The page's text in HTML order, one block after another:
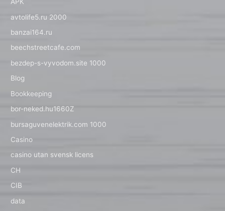
APK
avtolife5.ru 2000
banzai164.ru
beechstreetcafe.com
bezdep-s-vyvodom.site 1000
Blog
Bookkeeping
bor-neked.hu1660Z
bursaguvenelektrik.com 1000
Casino
casino utan svensk licens
CH
CIB
data